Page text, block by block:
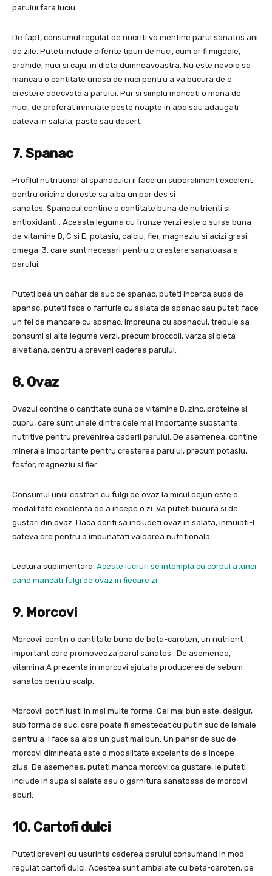
parului fara luciu.
De fapt, consumul regulat de nuci iti va mentine parul sanatos ani
de zile. Puteti include diferite tipuri de nuci, cum ar fi migdale,
arahide, nuci si caju, in dieta dumneavoastra. Nu este nevoie sa
mancati o cantitate uriasa de nuci pentru a va bucura de o
crestere adecvata a parului. Pur si simplu mancati o mana de
nuci, de preferat inmuiate peste noapte in apa sau adaugati
cateva in salata, paste sau desert.
7. Spanac
Profilul nutritional al spanacului il face un superaliment excelent
pentru oricine doreste sa aiba un par des si
sanatos. Spanacul contine o cantitate buna de nutrienti si
antioxidanti . Aceasta leguma cu frunze verzi este o sursa buna
de vitamine B, C si E, potasiu, calciu, fier, magneziu si acizi grasi
omega-3, care sunt necesari pentru o crestere sanatoasa a
parului.
Puteti bea un pahar de suc de spanac, puteti incerca supa de
spanac, puteti face o farfurie cu salata de spanac sau puteti face
un fel de mancare cu spanac. Impreuna cu spanacul, trebuie sa
consumi si alte legume verzi, precum broccoli, varza si bieta
elvetiana, pentru a preveni caderea parului.
8. Ovaz
Ovazul contine o cantitate buna de vitamine B, zinc, proteine ​​si
cupru, care sunt unele dintre cele mai importante substante
nutritive pentru prevenirea caderii parului. De asemenea, contine
minerale importante pentru cresterea parului, precum potasiu,
fosfor, magneziu si fier.
Consumul unui castron cu fulgi de ovaz la micul dejun este o
modalitate excelenta de a incepe o zi. Va puteti bucura si de
gustari din ovaz. Daca doriti sa includeti ovaz in salata, inmuiati-l
cateva ore pentru a imbunatati valoarea nutritionala.
Lectura suplimentara: Aceste lucruri se intampla cu corpul atunci
cand mancati fulgi de ovaz in fiecare zi
9. Morcovi
Morcovii contin o cantitate buna de beta-caroten, un nutrient
important care promoveaza parul sanatos . De asemenea,
vitamina A prezenta in morcovi ajuta la producerea de sebum
sanatos pentru scalp.
Morcovii pot fi luati in mai multe forme. Cel mai bun este, desigur,
sub forma de suc, care poate fi amestecat cu putin suc de lamaie
pentru a-l face sa aiba un gust mai bun. Un pahar de suc de
morcovi dimineata este o modalitate excelenta de a incepe
ziua. De asemenea, puteti manca morcovi ca gustare, le puteti
include in supa si salate sau o garnitura sanatoasa de morcovi
aburi.
10. Cartofi dulci
Puteti preveni cu usurinta caderea parului consumand in mod
regulat cartofi dulci. Acestea sunt ambalate cu beta-caroten, pe